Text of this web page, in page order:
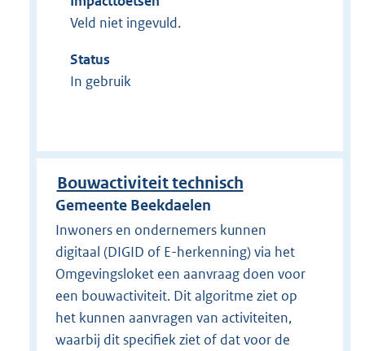
Veld niet ingevuld.
Status
In gebruik
Bouwactiviteit technisch
Gemeente Beekdaelen
Inwoners en ondernemers kunnen
digitaal (DIGID of E-herkenning) via het
Omgevingsloket een aanvraag doen voor
een bouwactiviteit. Dit algoritme ziet op
het kunnen aanvragen van activiteiten,
waarbij dit specifiek ziet of dat voor de